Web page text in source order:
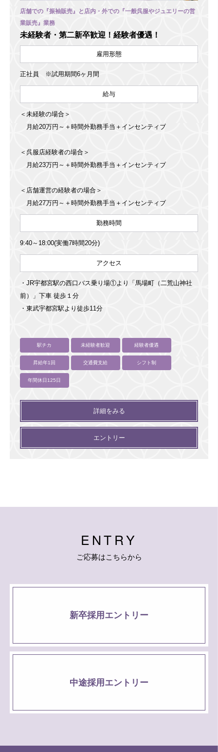
店舗での『振袖販売』と店内・外での『一般呉服やジュエリーの営
業販売』業務
未経験者・第二新卒歓迎！経験者優遇！
雇用形態
正社員 ※試用期間6ヶ月間
給与
＜未経験の場合＞
月給20万円～＋時間外勤務手当＋インセンティブ
＜呉服店経験者の場合＞
月給23万円～＋時間外勤務手当＋インセンティブ
＜店舗運営の経験者の場合＞
月給27万円～＋時間外勤務手当＋インセンティブ
勤務時間
9:40～18:00(実働7時間20分)
アクセス
・JR宇都宮駅の西口バス乗り場①より「馬場町（二荒山神社
前）」下車 徒歩１分
・東武宇都宮駅より徒歩11分
駅チカ 未経験者歓迎 経験者優遇
昇給年1回 交通費支給 シフト制
年間休日125日
詳細をみる
エントリー
E NT RY
ご応募はこ ち らから
新卒採用エントリー
中途採用エントリー